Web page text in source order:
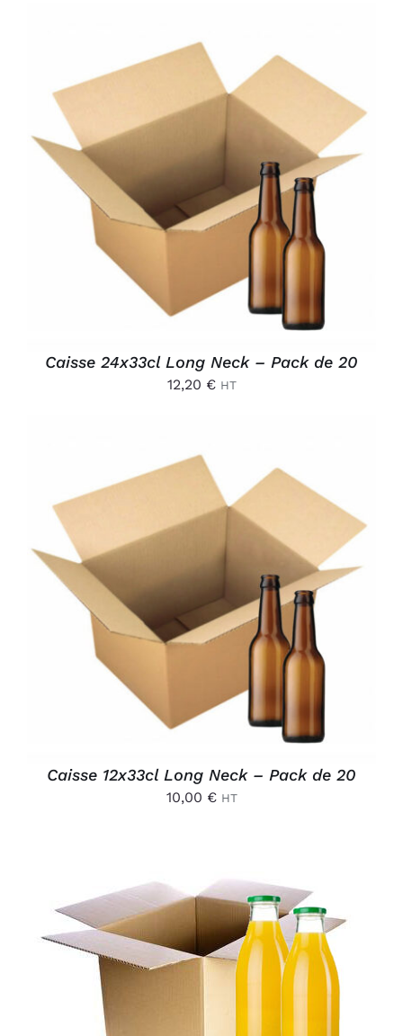
AJOUTER AU PANIER
/
DÉTAILS
Caisse 24x33cl Long Neck – Pack de 20
12,20 € HT
AJOUTER AU PANIER
/
DÉTAILS
Caisse 12x33cl Long Neck – Pack de 20
10,00 € HT
AJOUTER AU PANIER
DÉTAILS